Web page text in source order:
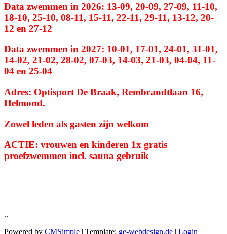
Data zwemmen in 2026: 13-09, 20-09, 27-09, 11-10,
18-10, 25-10, 08-11, 15-11, 22-11, 29-11, 13-12, 20-
12 en 27-12
Data zwemmen in 2027: 10-01, 17-01, 24-01, 31-01,
14-02, 21-02, 28-02, 07-03, 14-03, 21-03, 04-04, 11-
04 en 25-04
Adres: Optisport De Braak, Rembrandtlaan 16,
Helmond.
Zowel leden als gasten zijn welkom
ACTIE: vrouwen en kinderen 1x gratis
proefzwemmen incl. sauna gebruik
..
Powered by CMSimple | Template: ge-webdesign.de | Login